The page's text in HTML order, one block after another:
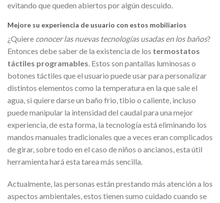
evitando que queden abiertos por algún descuido.
Mejore su experiencia de usuario con estos mobiliarios
¿Quiere conocer las nuevas tecnologías usadas en los baños?
Entonces debe saber de la existencia de los termostatos
táctiles programables. Estos son pantallas luminosas o
botones táctiles que el usuario puede usar para personalizar
distintos elementos como la temperatura en la que sale el
agua, si quiere darse un baño frio, tibio o caliente, incluso
puede manipular la intensidad del caudal para una mejor
experiencia, de esta forma, la tecnología está eliminando los
mandos manuales tradicionales que a veces eran complicados
de girar, sobre todo en el caso de niños o ancianos, esta útil
herramienta hará esta tarea más sencilla.
Actualmente, las personas están prestando más atención a los
aspectos ambientales, estos tienen sumo cuidado cuando se